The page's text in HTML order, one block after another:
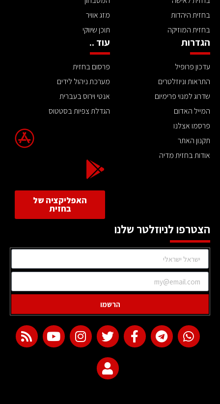
בחזית היהדות
בחזית המוזיקה
מזג אוויר
תוכן שיווקי
הגדרות
עדכון פרופיל
התראות וניוזלטרים
שדרוג למנוי פרימיום
המייל האדום
פרסמו אצלנו
תקנון האתר
אודות בחזית מדיה
עוד ..
פרסום בחזית
מערכת ניהול לידים
אנטי וירוס בעברית
הגדלת צפיות בסטטוס
האפליקציה של
בחזית
הצטרפו לניוזלטר שלנו
הרשמו